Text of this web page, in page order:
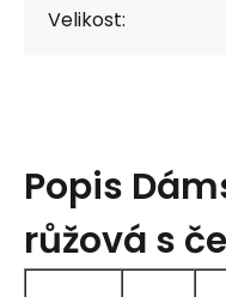
Velikost:
Popis
růžová s